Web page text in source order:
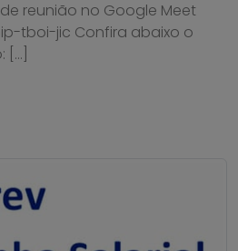
reunião no Google Meet
tboi-jic Confira abaixo o
[…]